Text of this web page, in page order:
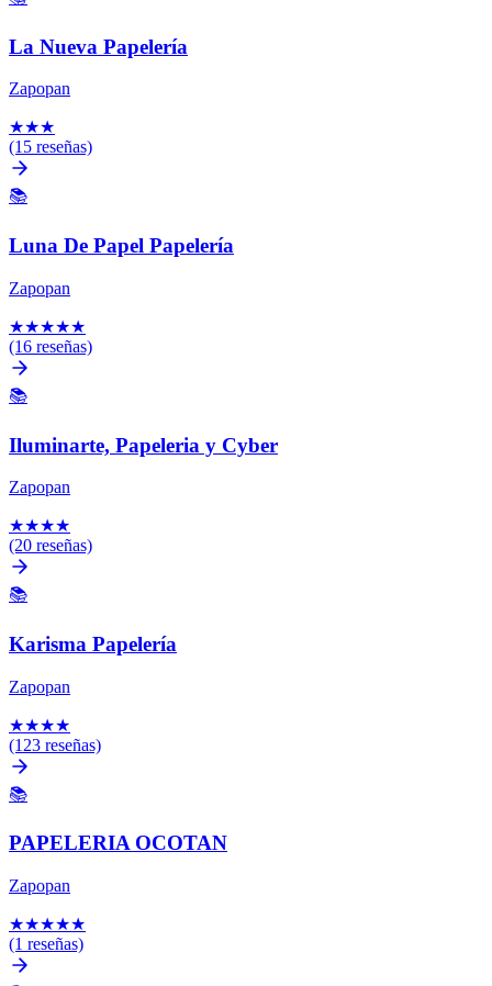
La Nueva Papelería
Zapopan
★★★
(15 reseñas)
📚
Luna De Papel Papelería
Zapopan
★★★★★
(16 reseñas)
📚
Iluminarte, Papeleria y Cyber
Zapopan
★★★★
(20 reseñas)
📚
Karisma Papelería
Zapopan
★★★★
(123 reseñas)
📚
PAPELERIA OCOTAN
Zapopan
★★★★★
(1 reseñas)